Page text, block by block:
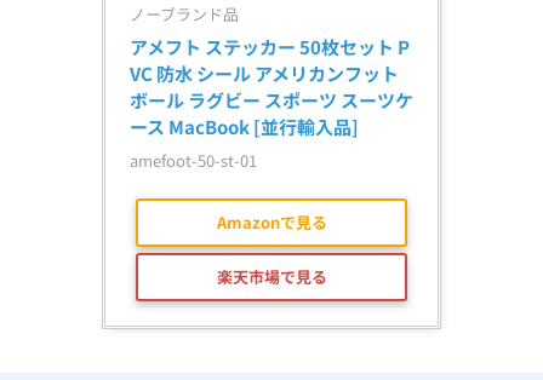
ノーブランド品
アメフト ステッカー 50枚セット P
VC 防水 シール アメリカンフット
ボール ラグビー スポーツ スーツケ
ース MacBook [並行輸入品]
amefoot-50-st-01
Amazonで見る
楽天市場で見る